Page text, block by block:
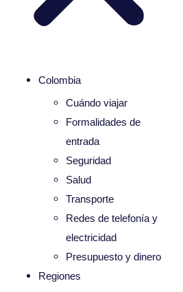
Colombia
Cuándo viajar
Formalidades de
entrada
Seguridad
Salud
Transporte
Redes de telefonía y
electricidad
Presupuesto y dinero
Regiones